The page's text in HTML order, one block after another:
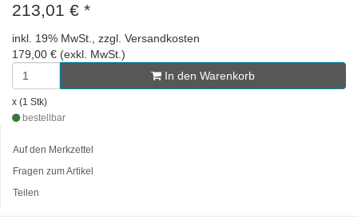
213,01 € *
inkl. 19% MwSt., zzgl. Versandkosten
179,00 € (exkl. MwSt.)
In den Warenkorb
x (1 Stk)
bestellbar
Auf den Merkzettel
Fragen zum Artikel
Teilen